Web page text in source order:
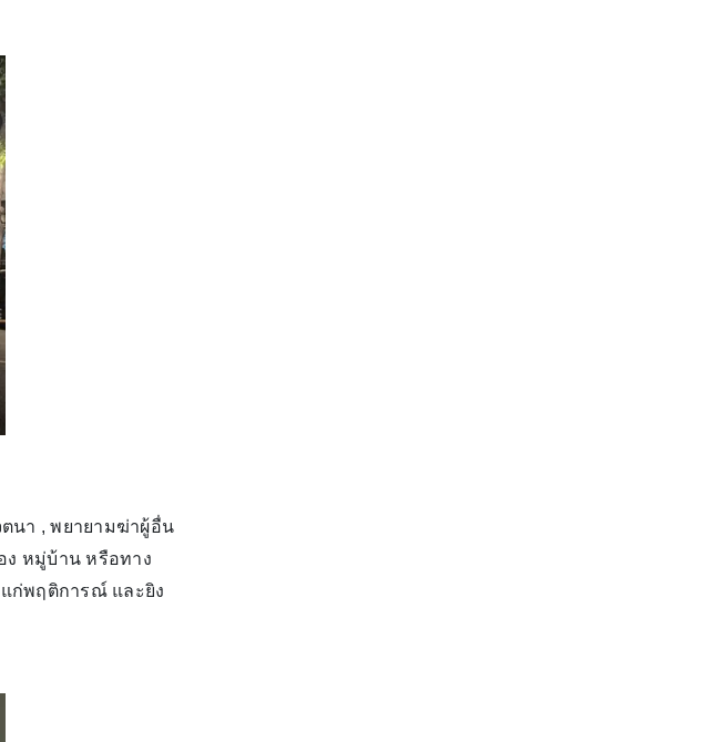
นา , พยายามฆ่าผู้อื่น
ง หมู่บ้าน หรือทาง
ก่พฤติการณ์ และยิง